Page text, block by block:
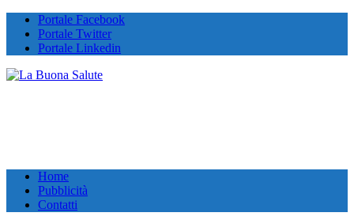
Portale Facebook
Portale Twitter
Portale Linkedin
Home
Pubblicità
Contatti